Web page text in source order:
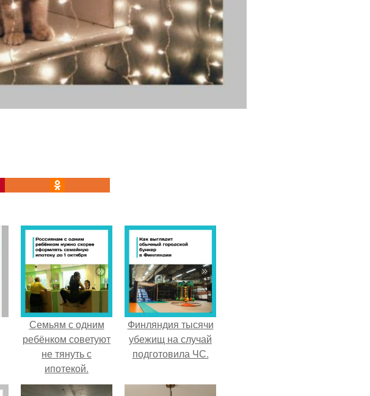
Семьям с одним
ребёнком советуют
не тянуть с
ипотекой.
Финляндия тысячи
убежищ на случай
подготовила ЧС.